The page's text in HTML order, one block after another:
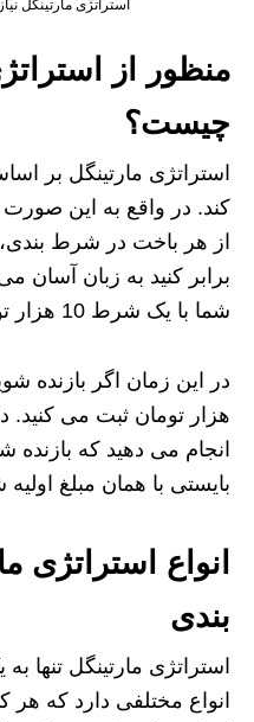
استراتژی مارتینگل
منظور از
چیست؟
استراتژی مارتینگل بر
کند. در واقع به این
از هر باخت در شرط
برابر کنید به زبان
شما با یک شرط 10 هزار تومانی شروع کرده اید.
هزار تومان ثبت می کنید.
انجام می دهید که
بایستی با همان مبلغ
انواع استراتژی
بندی
استراتژی مارتینگل
انواع مختلفی دارد که